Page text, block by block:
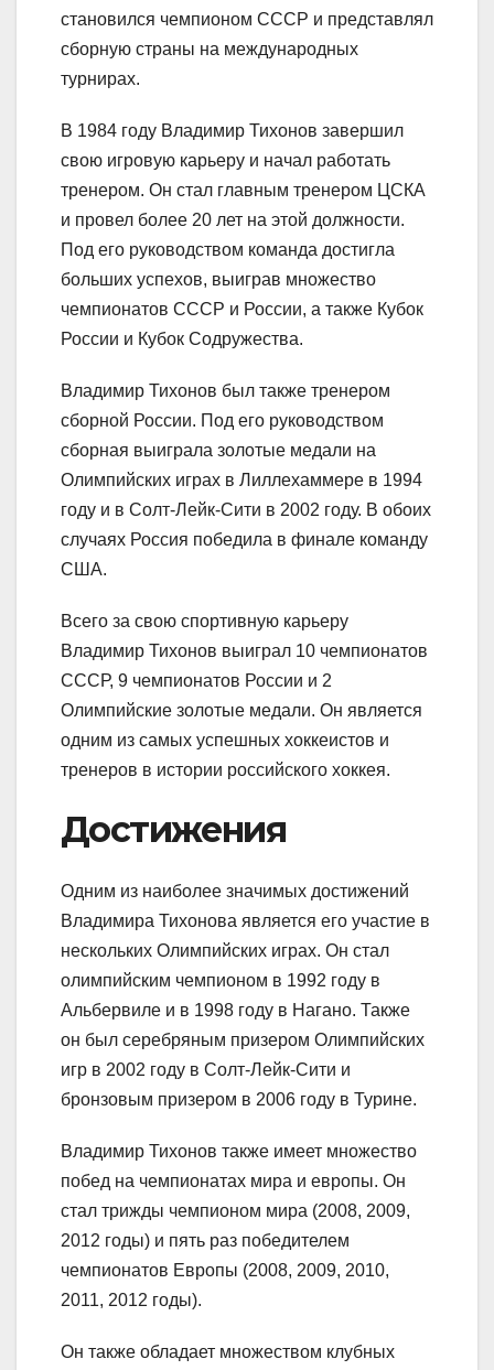
становился чемпионом СССР и представлял
сборную страны на международных
турнирах.
В 1984 году Владимир Тихонов завершил
свою игровую карьеру и начал работать
тренером. Он стал главным тренером ЦСКА
и провел более 20 лет на этой должности.
Под его руководством команда достигла
больших успехов, выиграв множество
чемпионатов СССР и России, а также Кубок
России и Кубок Содружества.
Владимир Тихонов был также тренером
сборной России. Под его руководством
сборная выиграла золотые медали на
Олимпийских играх в Лиллехаммере в 1994
году и в Солт-Лейк-Сити в 2002 году. В обоих
случаях Россия победила в финале команду
США.
Всего за свою спортивную карьеру
Владимир Тихонов выиграл 10 чемпионатов
СССР, 9 чемпионатов России и 2
Олимпийские золотые медали. Он является
одним из самых успешных хоккеистов и
тренеров в истории российского хоккея.
Достижения
Одним из наиболее значимых достижений
Владимира Тихонова является его участие в
нескольких Олимпийских играх. Он стал
олимпийским чемпионом в 1992 году в
Альбервиле и в 1998 году в Нагано. Также
он был серебряным призером Олимпийских
игр в 2002 году в Солт-Лейк-Сити и
бронзовым призером в 2006 году в Турине.
Владимир Тихонов также имеет множество
побед на чемпионатах мира и европы. Он
стал трижды чемпионом мира (2008, 2009,
2012 годы) и пять раз победителем
чемпионатов Европы (2008, 2009, 2010,
2011, 2012 годы).
Он также обладает множеством клубных